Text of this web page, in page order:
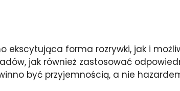
ekscytująca forma rozrywki, jak i
jak również zastosować
być przyjemnością, a nie